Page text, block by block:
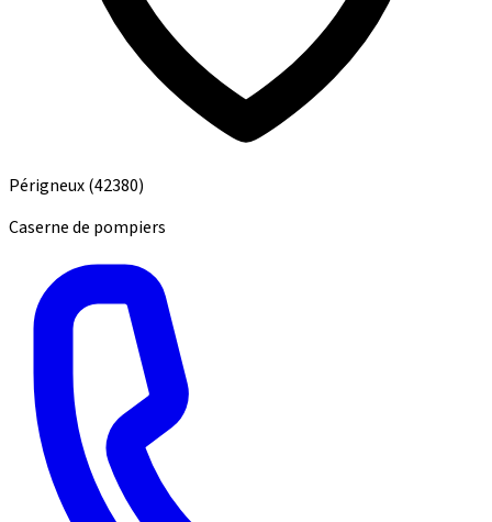
Périgneux(42380)
Caserne de pompiers